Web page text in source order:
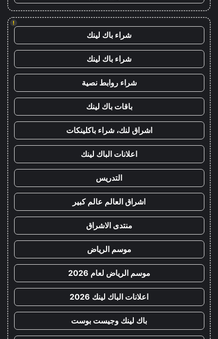
!
شراء باك لينك
شراء باك لينك
شراء روابط نصية
باقات باك لينك
اشراق لنك، شراء باكلينكات
اعلانات الباك لينك
التدريس
اشراق العالم عالم كبير
منتدى الاشراق
موسم الرياض
موسم الرياض لعام 2026
اعلانات الباك لينك 2026
باك لينك وجيست بوست